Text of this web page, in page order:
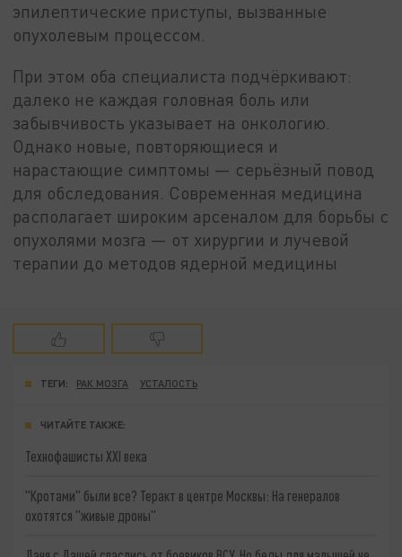
эпилептические приступы, вызванные
опухолевым процессом.
При этом оба специалиста подчёркивают:
далеко не каждая головная боль или
забывчивость указывает на онкологию.
Однако новые, повторяющиеся и
нарастающие симптомы — серьёзный повод
для обследования. Современная медицина
располагает широким арсеналом для борьбы с
опухолями мозга — от хирургии и лучевой
терапии до методов ядерной медицины
ТЕГИ: РАК МОЗГА УСТАЛОСТЬ
ЧИТАЙТЕ ТАКЖЕ:
Технофашисты XXI века
"Кротами" были все? Теракт в центре Москвы: На генералов
охотятся "живые дроны"